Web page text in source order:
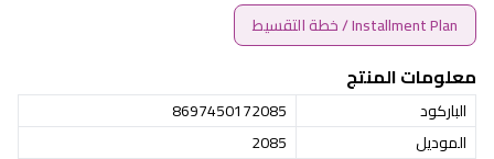
Installment Plan / خطة التقسيط
معلومات المنتج
الباركود
8697450172085
الموديل
2085